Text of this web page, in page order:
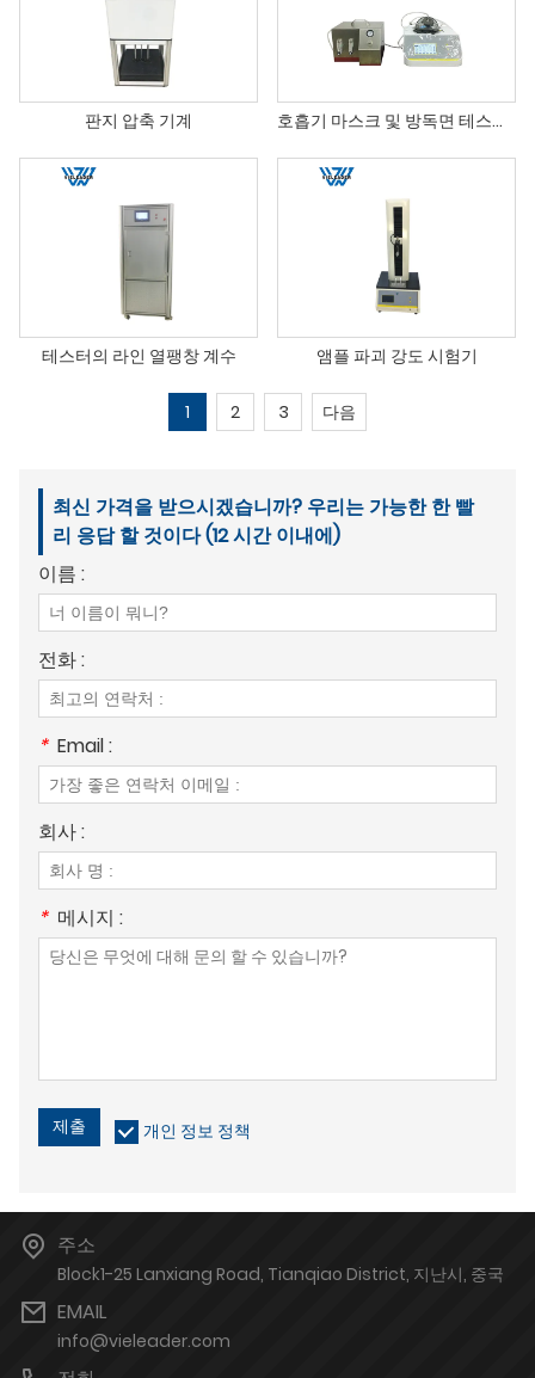
판지 압축 기계 호흡기 마스크 및 방독면 테스트 장비의 기밀성
테스터의 라인 열팽창 계수 앰플 파괴 강도 시험기
1 2 3 다음
최신 가격을 받으시겠습니까? 우리는 가능한 한 빨
리 응답 할 것이다 (12 시간 이내에)
이름 :
전화 :
* Email :
회사 :
* 메시지 :
제출 개인 정보 정책
주소
Block1-25 Lanxiang Road, Tianqiao District, 지난시, 중국
EMAIL
info@vieleader.com